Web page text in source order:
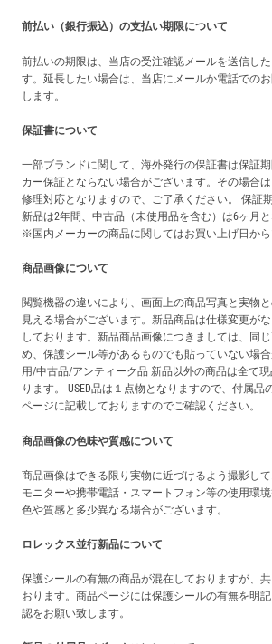
前払い（銀行振込）の支払い期限について
前払いの期限は、当店の受注確認メールを送信し
す。延長したい場合は、当店にメールか電話での
します。
保証書について
一部ブランドに関して、海外発行の保証書は保証
カー保証とならない場合がございます。その場合
修理対応となりますので、ご了承ください。 保証
新品は2年間、中古品（未使用品を含む）は6ヶ月と
※国内メーカーの商品に関してはお買い上げ日から
商品画像について
閲覧機器の違いにより、画面上の商品写真と実物
見える場合がございます。新品商品は仕様変更が
しております。新品商品画像につきましては、同
め、保護シール等があるものでも貼っていない場
用/中古品/アンティーク品 新品以外の商品は全て
ります。 USED品は１点物となりますので、付属品
ページに記載しておりますのでご確認ください。
商品画像の色味や質感について
商品画像はできる限り実物に近づけるよう撮影し
モニターや携帯電話・スマートフォン等の使用環
色や質感と多少異なる場合がございます。
ロレックス並行新品について
保護シールの有無の商品が混在しておりますが、
おります。商品ページには保護シールの有無を明
認をお願い致します。